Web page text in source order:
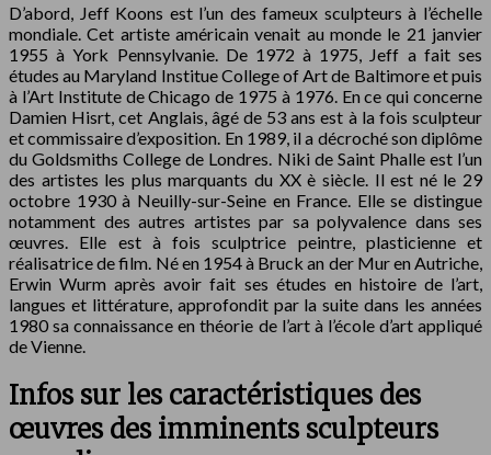
D’abord, Jeff Koons est l’un des fameux sculpteurs à l’échelle
mondiale. Cet artiste américain venait au monde le 21 janvier
1955 à York Pennsylvanie. De 1972 à 1975, Jeff a fait ses
études au Maryland Institue College of Art de Baltimore et puis
à l’Art Institute de Chicago de 1975 à 1976. En ce qui concerne
Damien Hisrt, cet Anglais, âgé de 53 ans est à la fois sculpteur
et commissaire d’exposition. En 1989, il a décroché son diplôme
du Goldsmiths College de Londres. Niki de Saint Phalle est l’un
des artistes les plus marquants du XX è siècle. Il est né le 29
octobre 1930 à Neuilly-sur-Seine en France. Elle se distingue
notamment des autres artistes par sa polyvalence dans ses
œuvres. Elle est à fois sculptrice peintre, plasticienne et
réalisatrice de film. Né en 1954 à Bruck an der Mur en Autriche,
Erwin Wurm après avoir fait ses études en histoire de l’art,
langues et littérature, approfondit par la suite dans les années
1980 sa connaissance en théorie de l’art à l’école d’art appliqué
de Vienne.
Infos sur les caractéristiques des
œuvres des imminents sculpteurs